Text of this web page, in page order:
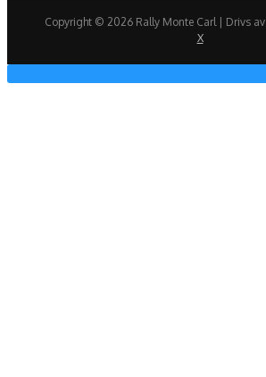
Copyright © 2026 Rally Monte Carl | Drivs av
X